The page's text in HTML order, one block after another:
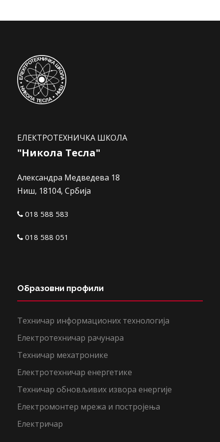
ЕЛЕКТРОТЕХНИЧКА ШКОЛА
"Никола Тесла"
Александра Медведева 18
Ниш, 18104, Србија
018 588 583
018 588 051
Образовни профили
Техничар информационих технологија
Електротехничар рачунара
Техничар мехатронике
Електротехничар енергетике
Техничар обновљивих извора енергије
Електромонтер мрежа и постројења
Електричар